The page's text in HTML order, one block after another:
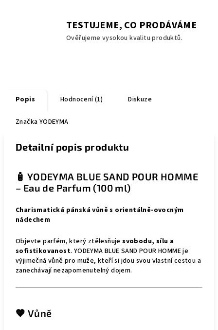
TESTUJEME, CO PRODÁVÁME
Ověřujeme vysokou kvalitu produktů.
Popis Hodnocení (1) Diskuze
Značka YODEYMA
Detailní popis produktu
🧴 YODEYMA BLUE SAND POUR HOMME
– Eau de Parfum (100 ml)
Charismatická pánská vůně s orientálně-ovocným
nádechem
Objevte parfém, který ztělesňujesvobodu, sílu a
sofistikovanost. YODEYMA BLUE SAND POUR HOMME je
výjimečná vůně pro muže, kteří si jdou svou vlastní cestou a
zanechávají nezapomenutelný dojem.
🧡 Vůně